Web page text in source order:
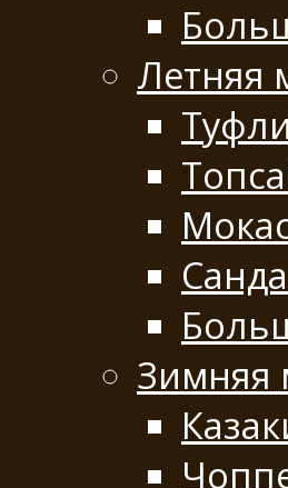
Летняя
Зимняя